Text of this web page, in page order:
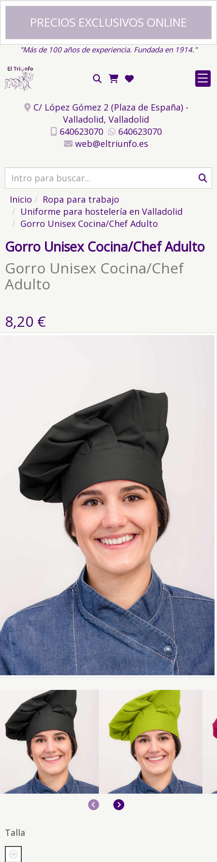
PRECIOS EXCLUSIVOS ONLINE
"Más de 100 años de experiencia. Fundada en 1914."
C/ López Gómez 2 (Plaza de España) -
Valladolid, Valladolid
640623070
640623070
web
eltriunfo.es
Inicio
Ropa para trabajo
Uniforme para hostelería en Valladolid
Gorro Unisex Cocina/Chef Adulto
Gorro Unisex Cocina/Chef Adulto
Gorro Unisex Cocina/Chef
Adulto
8,20 €
AnteriorSiguiente
Talla